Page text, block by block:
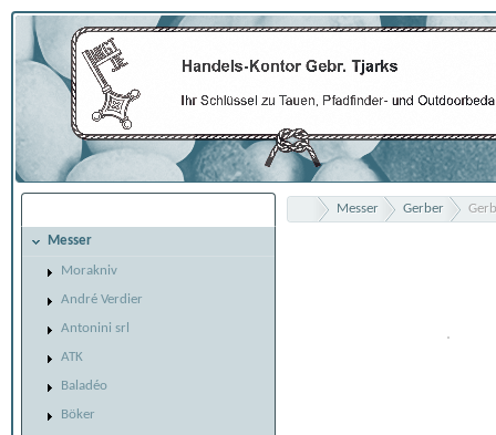
Messer
Morakniv
André Verdier
Antonini srl
ATK
Baladéo
Böker
Messer Gerber